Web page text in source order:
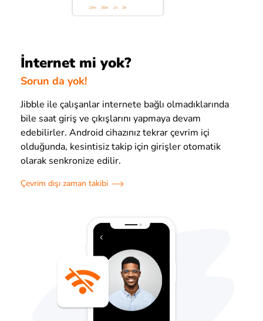
İnternet mi yok?
Sorun da yok!
Jibble ile çalışanlar internete bağlı olmadıklarında
bile saat giriş ve çıkışlarını yapmaya devam
edebilirler. Android cihazınız tekrar çevrim içi
olduğunda, kesintisiz takip için girişler otomatik
olarak senkronize edilir.
Çevrim dışı zaman takibi